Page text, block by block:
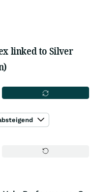
linked to Silver